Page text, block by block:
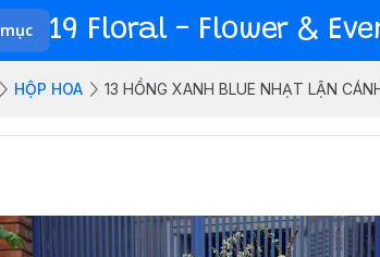
19 Floral - Flower &
HỘP HOA 13 HỒNG XANH BLUE NHẠT LẬN